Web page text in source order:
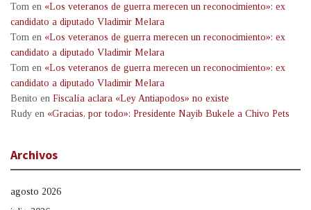
Tom en «Los veteranos de guerra merecen un reconocimiento»: ex
candidato a diputado Vladimir Melara
Tom en «Los veteranos de guerra merecen un reconocimiento»: ex
candidato a diputado Vladimir Melara
Tom en «Los veteranos de guerra merecen un reconocimiento»: ex
candidato a diputado Vladimir Melara
Benito en Fiscalía aclara «Ley Antiapodos» no existe
Rudy en «Gracias, por todo»: Presidente Nayib Bukele a Chivo Pets
Archivos
agosto 2026